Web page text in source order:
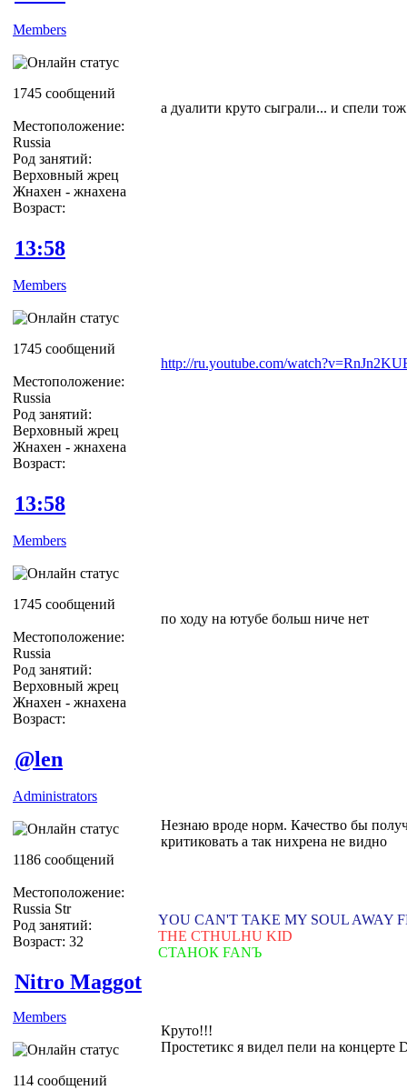
Members
1745 сообщений
Местоположение:
Russia
Род занятий:
Верховный жрец
Жнахен - жнахена
Возраст:
а дуалити круто сыграли... и спели тож
13:58
Members
1745 сообщений
Местоположение:
Russia
Род занятий:
Верховный жрец
Жнахен - жнахена
Возраст:
http://ru.youtube.com/
13:58
Members
1745 сообщений
Местоположение:
Russia
Род занятий:
Верховный жрец
Жнахен - жнахена
Возраст:
по ходу на ютубе больш ниче нет
@len
Administrators
1186 сообщений
Местоположение:
Russia Str
Род занятий:
Возраст: 32
Незнаю вроде норм. Качество бы
критиковать а так нихрена не видно
YOU CAN'T TAKE MY SOUL AWAY
THE CTHULHU KID
СТАНОК FANЪ
Nitro Maggot
Members
114 сообщений
Круто!!!
Простетикс я видел пели на концерте